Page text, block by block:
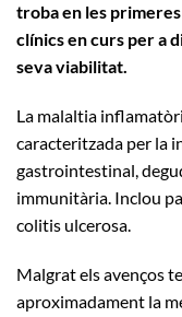
troba en les primeres
clínics en curs per a
seva viabilitat.
La malaltia
caracteritzada per la
gastrointestinal,
immunitària. Inclou
colitis ulcerosa.
Malgrat els avenços
aproximadament la